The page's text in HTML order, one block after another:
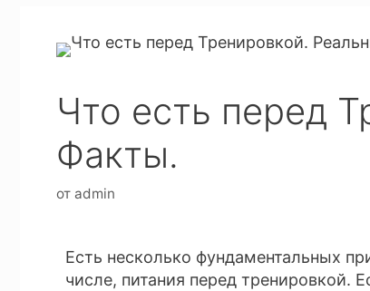
Что есть перед
Факты.
от admin
Есть несколько фундаментальных
числе, питания перед тренировкой.